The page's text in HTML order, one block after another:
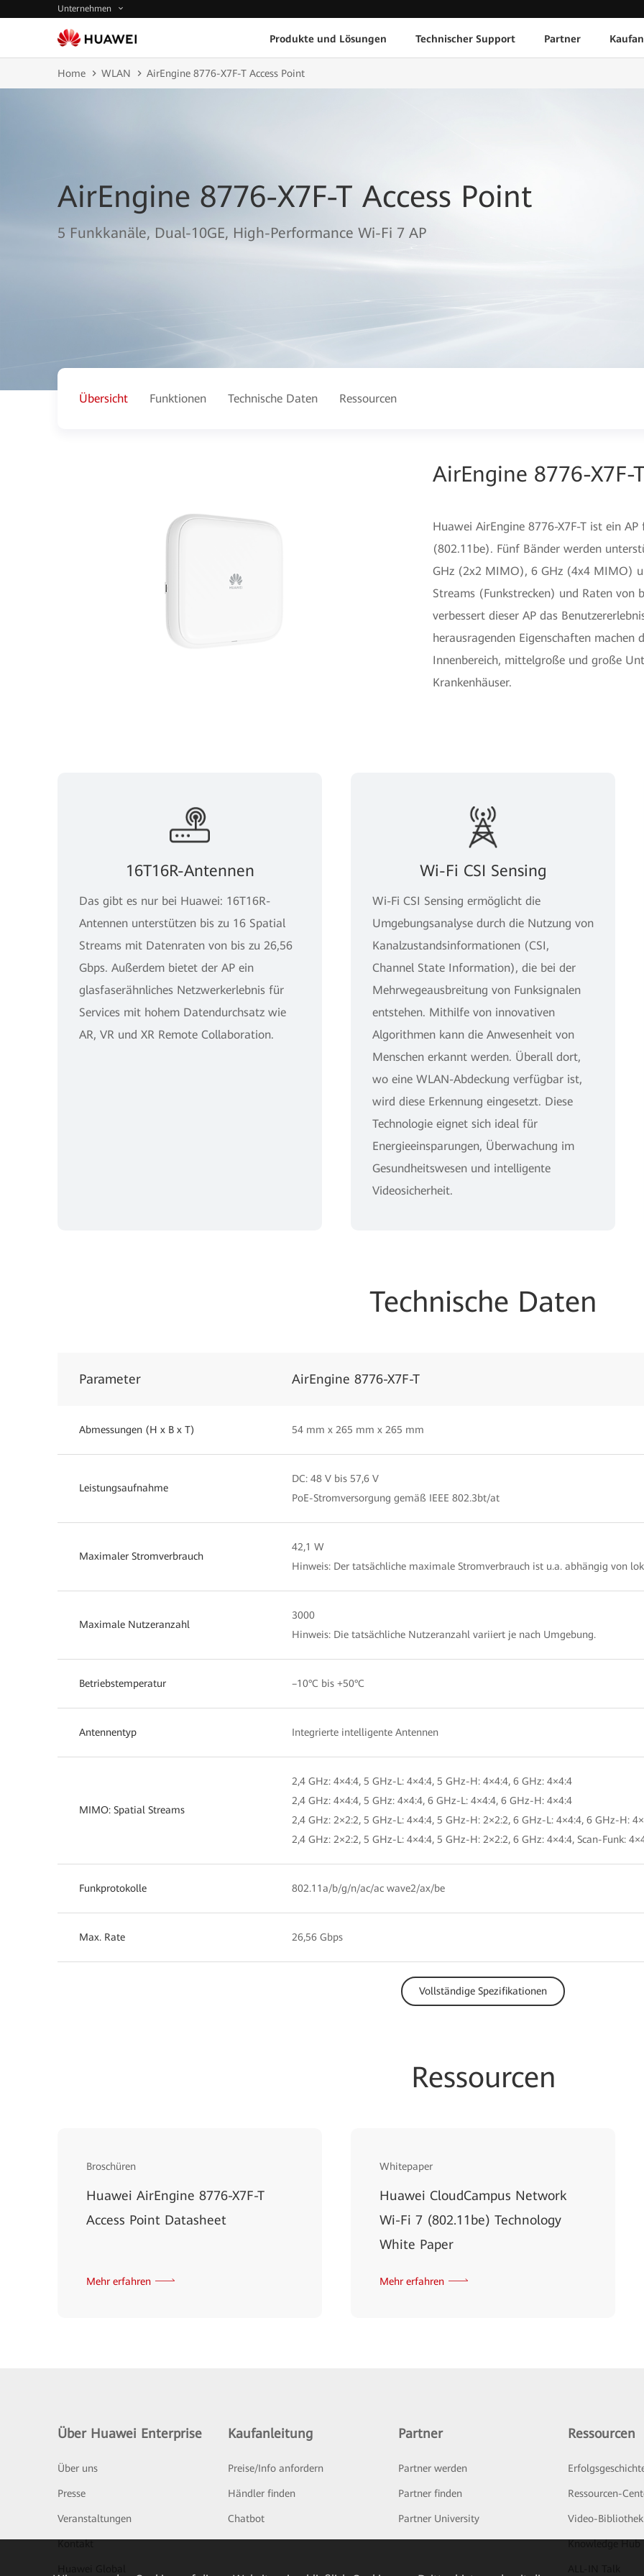
Unternehmen
Produkte und Lösungen Technischer Support Partner
Home WLAN AirEngine 8776-X7F-T Access Point
AirEngine 8776-X7F-T Access Point
5 Funkkanäle, Dual-10GE, High-Performance Wi-Fi 7 AP
Übersicht Funktionen Technische Daten Ressourcen
AirEngine 8776-X7F-
Huawei AirEngine 8776-X7F-T ist ein
(802.11be). Fünf Bänder werden
GHz (2x2 MIMO), 6 GHz (4x4 MIMO)
Streams (Funkstrecken) und Raten von
verbessert dieser AP das
herausragenden Eigenschaften machen
Innenbereich, mittelgroße und große
Krankenhäuser.
16T16R-Antennen
Das gibt es nur bei Huawei: 16T16R-
Antennen unterstützen bis zu 16 Spatial
Streams mit Datenraten von bis zu 26,56
Gbps. Außerdem bietet der AP ein
glasfaserähnliches Netzwerkerlebnis für
Services mit hohem Datendurchsatz wie
AR, VR und XR Remote Collaboration.
Wi-Fi CSI Sensing
Wi-Fi CSI Sensing ermöglicht die
Umgebungsanalyse durch die Nutzung von
Kanalzustandsinformationen (CSI,
Channel State Information), die bei der
Mehrwegeausbreitung von Funksignalen
entstehen. Mithilfe von innovativen
Algorithmen kann die Anwesenheit von
Menschen erkannt werden. Überall dort,
wo eine WLAN-Abdeckung verfügbar ist,
wird diese Erkennung eingesetzt. Diese
Technologie eignet sich ideal für
Energieeinsparungen, Überwachung im
Gesundheitswesen und intelligente
Videosicherheit.
Technische Daten
Parameter AirEngine 8776-X7F-T
Abmessungen (H x B x T) 54 mm x 265 mm x 265 mm
Leistungsaufnahme
DC: 48 V bis 57,6 V
PoE-Stromversorgung gemäß IEEE 802.3bt/at
Maximaler Stromverbrauch
42,1 W
Hinweis: Der tatsächliche maximale Stromverbrauch ist u.a. abhängig von
Maximale Nutzeranzahl
3000
Hinweis: Die tatsächliche Nutzeranzahl variiert je nach Umgebung.
Betriebstemperatur –10°C bis +50°C
Antennentyp Integrierte intelligente Antennen
MIMO: Spatial Streams
2,4 GHz: 4×4:4, 5 GHz-L: 4×4:4, 5 GHz-H: 4×4:4, 6 GHz: 4×4:4
2,4 GHz: 4×4:4, 5 GHz: 4×4:4, 6 GHz-L: 4×4:4, 6 GHz-H: 4×4:4
2,4 GHz: 2×2:2, 5 GHz-L: 4×4:4, 5 GHz-H: 2×2:2, 6 GHz-L: 4×4:4, 6 GHz-H:
2,4 GHz: 2×2:2, 5 GHz-L: 4×4:4, 5 GHz-H: 2×2:2, 6 GHz: 4×4:4, Scan-Funk:
Funkprotokolle 802.11a/b/g/n/ac/ac wave2/ax/be
Max. Rate 26,56 Gbps
Vollständige Spezifikationen
Ressourcen
Broschüren
Huawei AirEngine 8776-X7F-T
Access Point Datasheet
Mehr erfahren
Whitepaper
Huawei CloudCampus Network
Wi-Fi 7 (802.11be) Technology
White Paper
Mehr erfahren
Über Huawei Enterprise
Über uns
Presse
Veranstaltungen
Kaufanleitung
Preise/Info anfordern
Händler finden
Chatbot
Partner
Partner werden
Partner finden
Partner University
Ressourcen
Ressourcen-
Video-Bibliothek